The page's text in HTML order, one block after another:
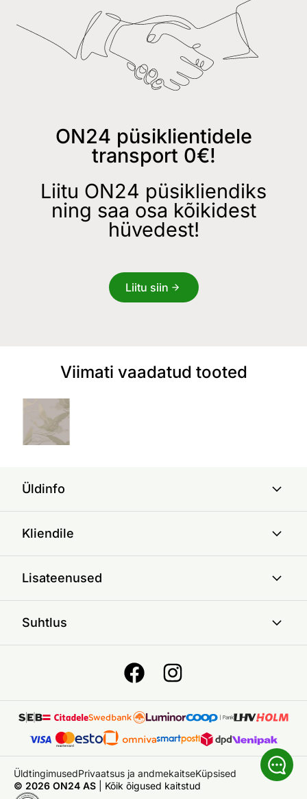
ON24 püsiklientidele
transport 0€!
Liitu ON24 püsikliendiks
ning saa osa kõikidest
hüvedest!
Liitu siin
Viimati vaadatud tooted
Üldinfo
Kliendile
Lisateenused
Suhtlus
© 2026 ON24 AS Kõik õigused kaitstud
ÜldtingimusedPrivaatsus ja andmekaitseKüpsised